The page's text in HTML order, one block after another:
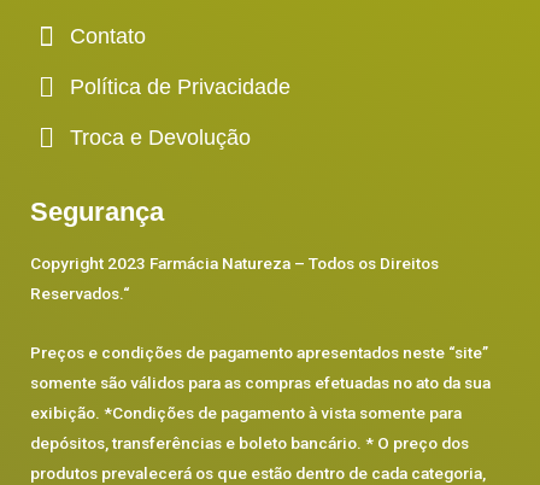
Contato
Política de Privacidade
Troca e Devolução
Segurança
Copyright 2023 Farmácia Natureza – Todos os Direitos
Reservados.“
Preços e condições de pagamento apresentados neste “site”
somente são válidos para as compras efetuadas no ato da sua
exibição. *Condições de pagamento à vista somente para
depósitos, transferências e boleto bancário. * O preço dos
produtos prevalecerá os que estão dentro de cada categoria,